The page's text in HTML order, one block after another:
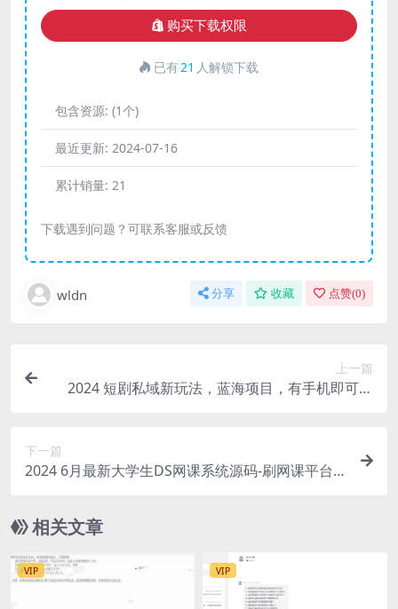
购买下载权限
已有21 人解锁下载
包含资源: (1个)
最近更新: 2024-07-16
累计销量: 21
下载遇到问题？可联系客服或反馈
wldn 分享 收藏 点赞(0)
上一篇
2024 短剧私域新玩法，蓝海项目，有手机即可操
下一篇
2024 6月最新大学生DS网课系统源码-刷网课平台
相关文章
VIP VIP